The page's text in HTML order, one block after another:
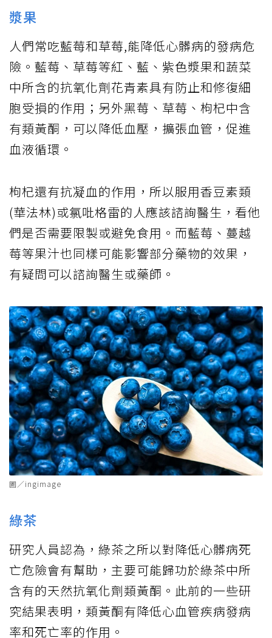
漿果
人們常吃藍莓和草莓,能降低心髒病的發病危
險。藍莓、草莓等紅、藍、紫色漿果和蔬菜
中所含的抗氧化劑花青素具有防止和修復細
胞受損的作用；另外黑莓、草莓、枸杞中含
有類黃酮，可以降低血壓，擴張血管，促進
血液循環。
枸杞還有抗凝血的作用，所以服用香豆素類
(華法林)或氯吡格雷的人應該諮詢醫生，看他
們是否需要限製或避免食用。而藍莓、蔓越
莓等果汁也同樣可能影響部分藥物的效果，
有疑問可以諮詢醫生或藥師。
圖／ingimage
綠茶
研究人員認為，綠茶之所以對降低心髒病死
亡危險會有幫助，主要可能歸功於綠茶中所
含有的天然抗氧化劑類黃酮。此前的一些研
究結果表明，類黃酮有降低心血管疾病發病
率和死亡率的作用。